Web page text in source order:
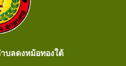
บลดงหม้อทองใต้